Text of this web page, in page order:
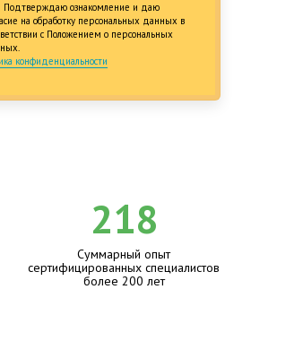
Подтверждаю ознакомление и даю
на обработку персональных данных в
с Положением о персональных
конфиденциальности
218
Суммарный опыт
сертифицированных специалистов
более 200 лет